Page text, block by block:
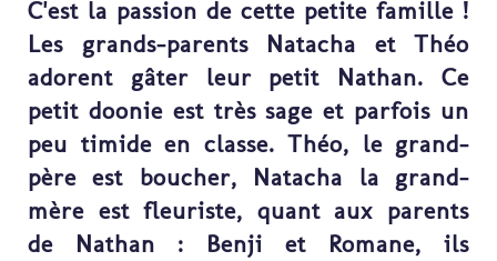
C'est la passion de cette petite famille !
Les grands-parents Natacha et Théo
adorent gâter leur petit Nathan. Ce
petit doonie est très sage et parfois un
peu timide en classe. Théo, le grand-
père est boucher, Natacha la grand-
mère est fleuriste, quant aux parents
de Nathan : Benji et Romane, ils